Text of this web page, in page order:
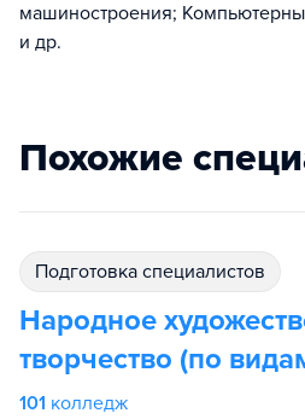
машиностроения;
и др.
Похожие
подготовка специалистов
Народное
творчество (по
101 колледж